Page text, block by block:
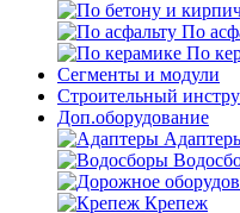
По
По
Сегменты и модули
Строительный
Доп.оборудование
Крепеж